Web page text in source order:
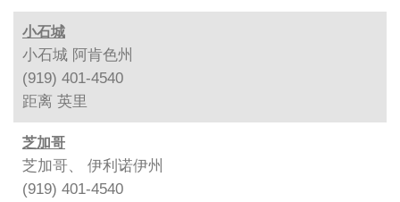
小石城
小石城 阿肯色州
(919) 401-4540
距离 英里
芝加哥
芝加哥、 伊利诺伊州
(919) 401-4540